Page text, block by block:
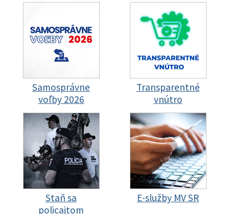
Samosprávne
voľby 2026
Transparentné
vnútro
Staň sa
policajtom
E-služby MV SR